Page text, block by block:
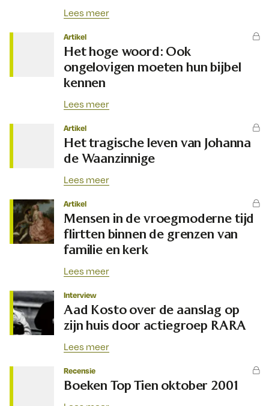
Lees meer
Artikel
Het hoge woord: Ook
ongelovigen moeten hun bijbel
kennen
Lees meer
Artikel
Het tragische leven van Johanna
de Waanzinnige
Lees meer
Artikel
Mensen in de vroegmoderne tijd
flirtten binnen de grenzen van
familie en kerk
Lees meer
Interview
Aad Kosto over de aanslag op
zijn huis door actiegroep RARA
Lees meer
Recensie
Boeken Top Tien oktober 2001